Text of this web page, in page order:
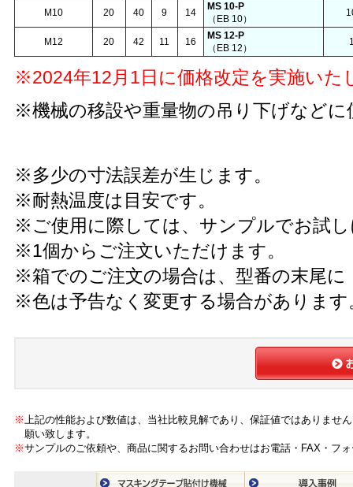
M10 20 40 9 14
MS 10-P
（EB 10）
M12 20 42 11 16
MS 12-P
（EB 12）
※2024年12月1日に価格改定を実施いた
※機械の移設や重量物の吊り下げなど
※多少の寸法誤差が生じます。
※耐熱温度は目安です。
※ご使用に際しては、サンプルでお試
※1個からご注文いただけます。
※箱でのご注文の場合は、型番の末尾に
※色は予告なく変更する場合があります
※上記の性能および数値は、当社比較見解であり、保証値ではありませ
願い致します。
※サンプルのご依頼や、商品に関するお問い合わせはお電話・FAX・フ